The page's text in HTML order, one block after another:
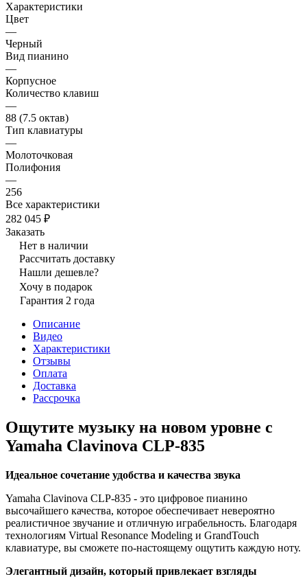
Характеристики
Цвет
—
Черный
Вид пианино
—
Корпусное
Количество клавиш
—
88 (7.5 октав)
Тип клавиатуры
—
Молоточковая
Полифония
—
256
Все характеристики
282 045 ₽
Заказать
Нет в наличии
Рассчитать доставку
Нашли дешевле?
Хочу в подарок
Гарантия 2 года
Описание
Видео
Характеристики
Отзывы
Оплата
Доставка
Рассрочка
Ощутите музыку на новом уровне с
Yamaha Clavinova CLP-835
Идеальное сочетание удобства и качества звука
Yamaha Clavinova CLP-835 - это цифровое пианино
высочайшего качества, которое обеспечивает невероятно
реалистичное звучание и отличную играбельность. Благодаря
технологиям Virtual Resonance Modeling и GrandTouch
клавиатуре, вы сможете по-настоящему ощутить каждую ноту.
Элегантный дизайн, который привлекает взгляды